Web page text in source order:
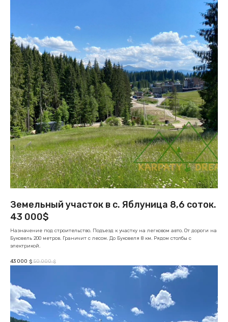
Земельный участок в с. Яблуница 8,6 соток.
43 000$
Назначение под строительство. Подъезд к участку на легковом авто. От дороги на
Буковель 200 метров. Граничит с лесом. До Буковеля 8 км. Рядом столбы с
электрикой.
43 000 $ 50 000 $